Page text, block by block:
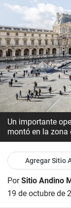
Un importante
montó en la zona
Agregar Sitio
PorSitio Andino
19 de octubre de